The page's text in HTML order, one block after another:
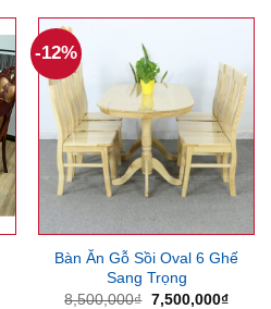
-12%
Bàn Ăn Gỗ Sồi Oval 6 Ghế
Sang Trọng
8,500,000₫ Giá
7,500,000₫Giá